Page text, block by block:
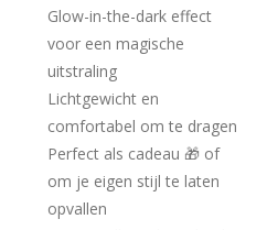
Glow-in-the-dark effect
voor een magische
uitstraling
Lichtgewicht en
comfortabel om te dragen
Perfect als cadeau 🎁 of
om je eigen stijl te laten
opvallen